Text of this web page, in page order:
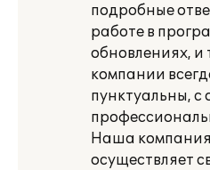
подробные
работе в
обновлениях, и
компании
пунктуальны, с
Наша компания
осуществляет